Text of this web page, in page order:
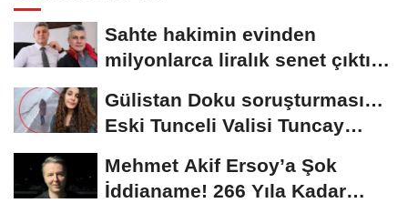
Sahte hakimin evinden
milyonlarca liralık senet çıktı:
Gülistan Doku soruşturması…
Eski Tunceli Valisi Tuncay
Mehmet Akif Ersoy’a Şok
İddianame! 266 Yıla Kadar